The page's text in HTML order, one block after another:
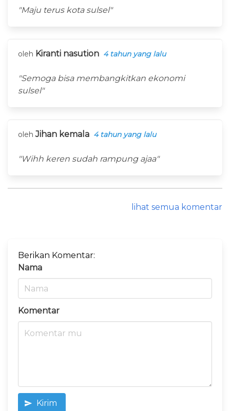
"Maju terus kota sulsel"
oleh Kiranti nasution 4 tahun yang lalu
"Semoga bisa membangkitkan ekonomi
sulsel"
oleh Jihan kemala 4 tahun yang lalu
"Wihh keren sudah rampung ajaa"
lihat semua komentar
Berikan Komentar:
Nama
Komentar
Kirim